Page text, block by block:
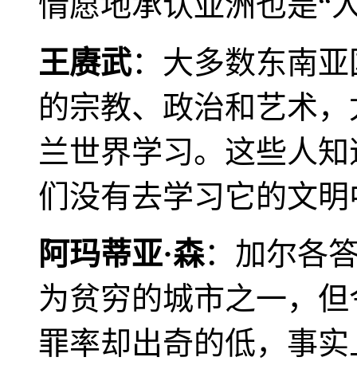
王赓武：大多数东南
的宗教、政治和艺术
兰世界学习。这些人
们没有去学习它的文
阿玛蒂亚·森：加尔各
为贫穷的城市之一，
罪率却出奇的低，事